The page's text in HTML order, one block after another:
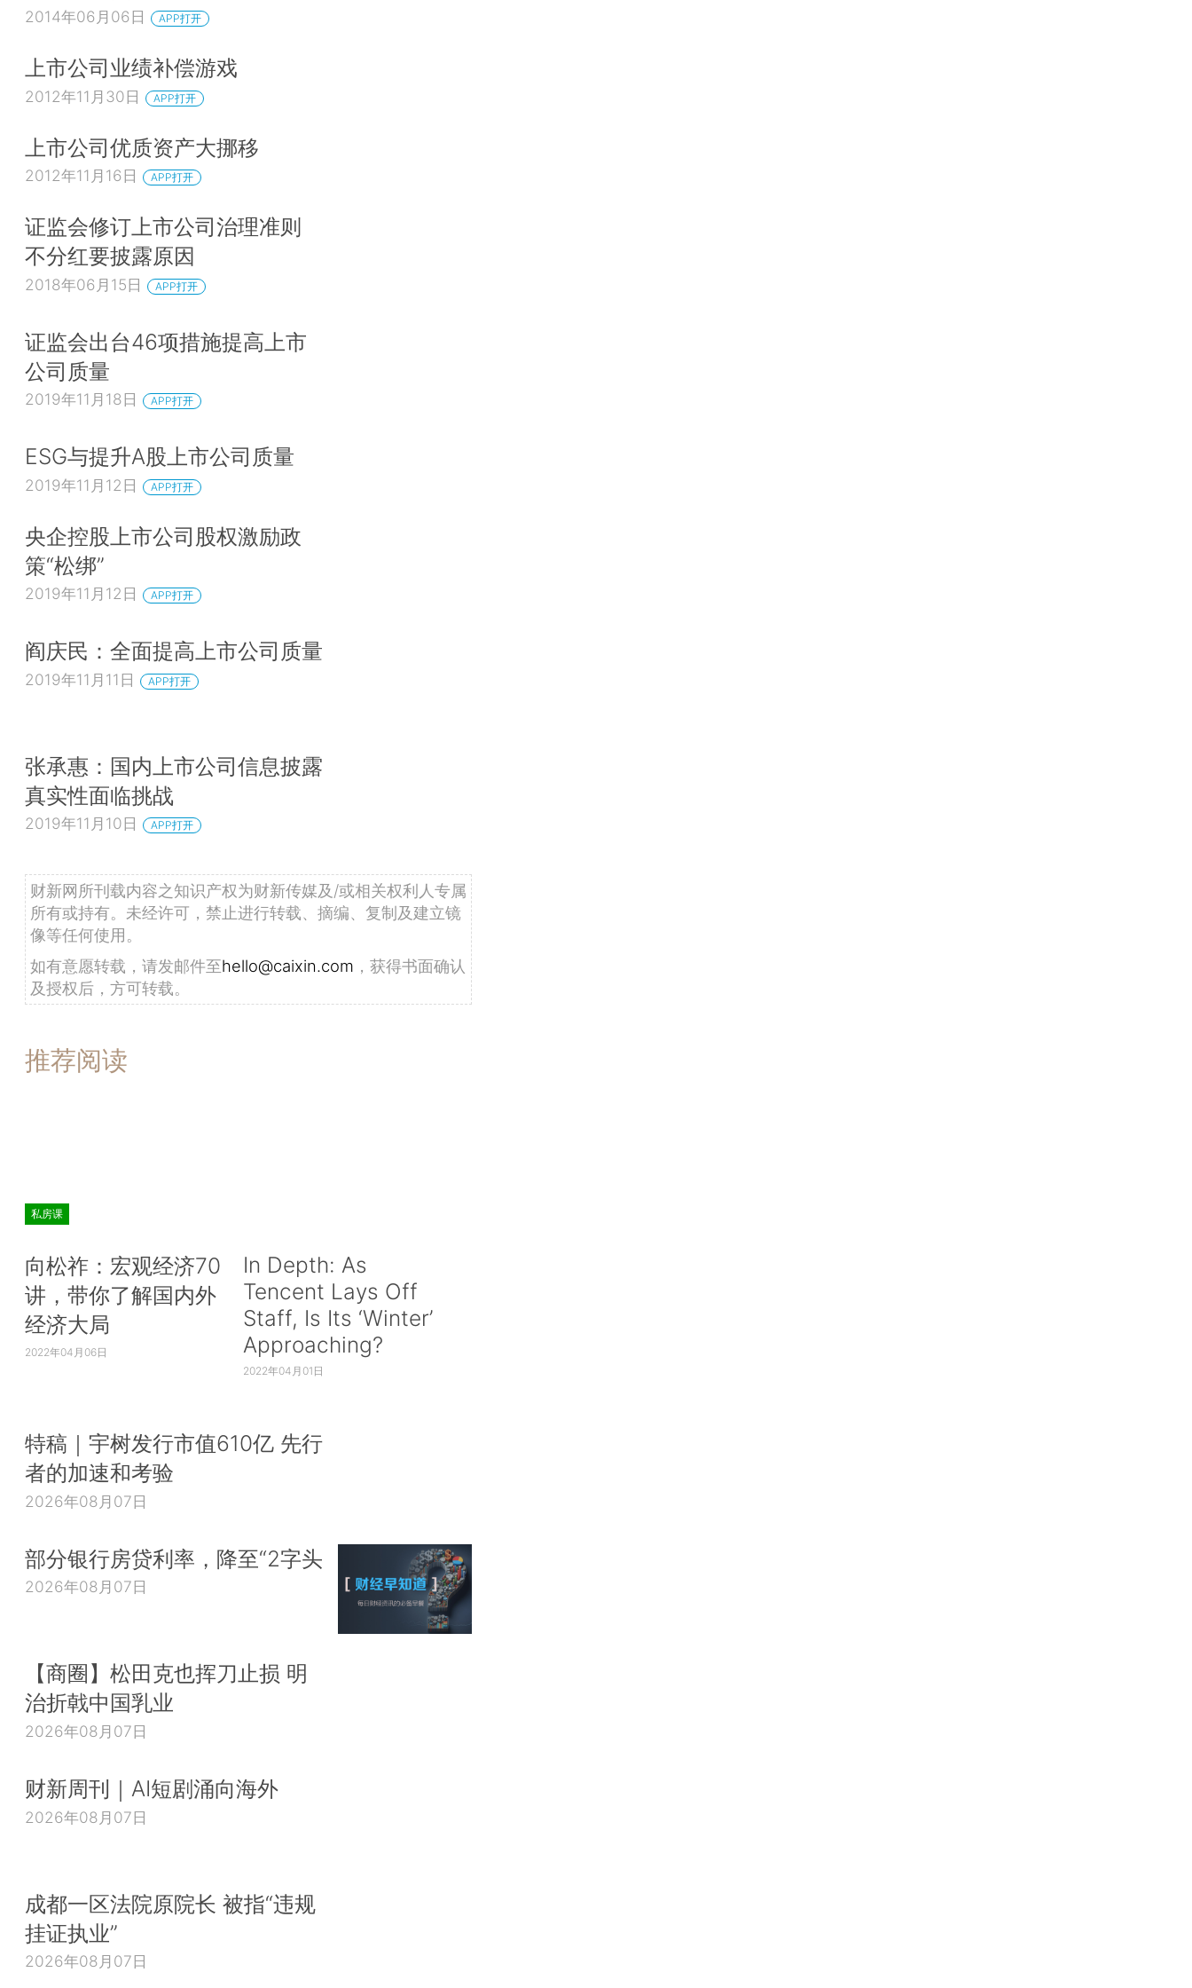
2014年06月06日 APP打开
上市公司业绩补偿游戏
2012年11月30日 APP打开
上市公司优质资产大挪移
2012年11月16日 APP打开
证监会修订上市公司治理准则
不分红要披露原因
2018年06月15日 APP打开
证监会出台46项措施提高上市
公司质量
2019年11月18日 APP打开
ESG与提升A股上市公司质量
2019年11月12日 APP打开
央企控股上市公司股权激励政
策“松绑”
2019年11月12日 APP打开
阎庆民：全面提高上市公司质量
2019年11月11日 APP打开
张承惠：国内上市公司信息披露
真实性面临挑战
2019年11月10日 APP打开
财新网所刊载内容之知识产权为财新传媒及/或相关权利人专属
所有或持有。未经许可，禁止进行转载、摘编、复制及建立镜
像等任何使用。
如有意愿转载，请发邮件至hello@caixin.com ，获得书面确认
及授权后，方可转载。
推荐阅读
私房课
向松祚：宏观经济70
讲，带你了解国内外
经济大局
2022年04月06日
In Depth: As
Tencent Lays Off
Staff, Is Its ‘Winter’
Approaching?
2022年04月01日
特稿｜宇树发行市值610亿 先行
者的加速和考验
2026年08月07日
部分银行房贷利率，降至“2字头
2026年08月07日
【商圈】松田克也挥刀止损 明
治折戟中国乳业
2026年08月07日
财新周刊｜AI短剧涌向海外
2026年08月07日
成都一区法院原院长 被指“违规
挂证执业”
2026年08月07日